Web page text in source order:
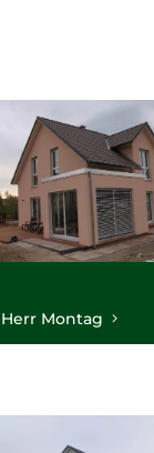
Herr Montag